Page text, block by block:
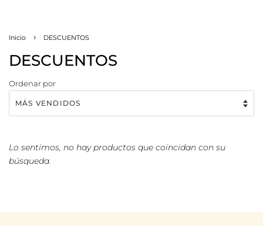
Inicio › DESCUENTOS
DESCUENTOS
Ordenar por
Lo sentimos, no hay productos que coincidan con su
búsqueda.